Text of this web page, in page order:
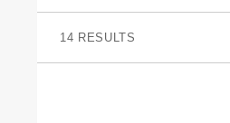
14 RESULTS